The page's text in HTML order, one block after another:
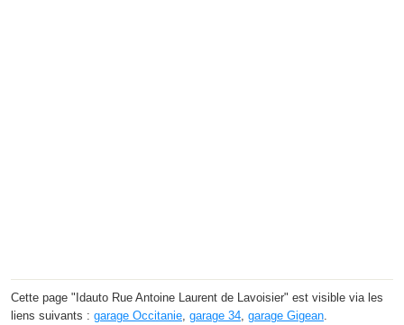
Cette page "Idauto Rue Antoine Laurent de Lavoisier" est visible via les
liens suivants : garage Occitanie garage 34 garage Gigean